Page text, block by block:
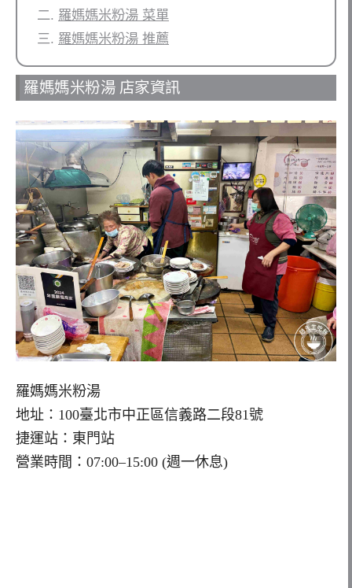
羅媽媽米粉湯 菜單
羅媽媽米粉湯 推薦
羅媽媽米粉湯 店家資訊
羅媽媽米粉湯
地址：100臺北市中正區信義路二段81號
捷運站：東門站
營業時間：07:00–15:00 (週一休息)